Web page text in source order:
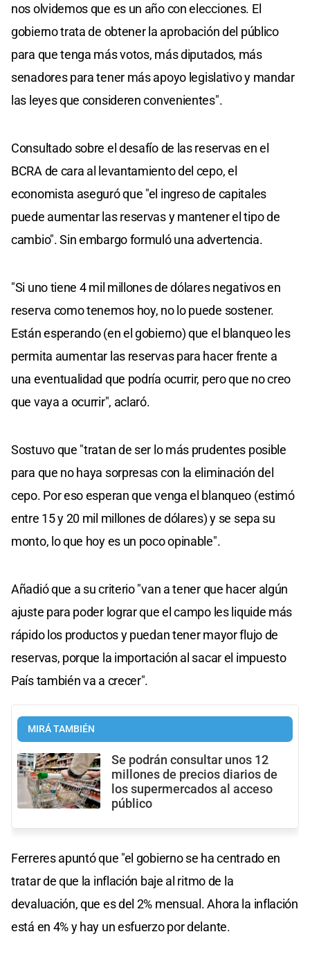
nos olvidemos que es un año con elecciones. El
gobierno trata de obtener la aprobación del público
para que tenga más votos, más diputados, más
senadores para tener más apoyo legislativo y mandar
las leyes que consideren convenientes".
Consultado sobre el desafío de las reservas en el
BCRA de cara al levantamiento del cepo, el
economista aseguró que "el ingreso de capitales
puede aumentar las reservas y mantener el tipo de
cambio". Sin embargo formuló una advertencia.
"Si uno tiene 4 mil millones de dólares negativos en
reserva como tenemos hoy, no lo puede sostener.
Están esperando (en el gobierno) que el blanqueo les
permita aumentar las reservas para hacer frente a
una eventualidad que podría ocurrir, pero que no creo
que vaya a ocurrir", aclaró.
Sostuvo que "tratan de ser lo más prudentes posible
para que no haya sorpresas con la eliminación del
cepo. Por eso esperan que venga el blanqueo (estimó
entre 15 y 20 mil millones de dólares) y se sepa su
monto, lo que hoy es un poco opinable".
Añadió que a su criterio "van a tener que hacer algún
ajuste para poder lograr que el campo les liquide más
rápido los productos y puedan tener mayor flujo de
reservas, porque la importación al sacar el impuesto
País también va a crecer".
MIRÁ TAMBIÉN
Se podrán consultar unos 12
millones de precios diarios de
los supermercados al acceso
público
Ferreres apuntó que "el gobierno se ha centrado en
tratar de que la inflación baje al ritmo de la
devaluación, que es del 2% mensual. Ahora la inflación
está en 4% y hay un esfuerzo por delante.